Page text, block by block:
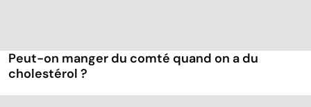
Peut-on manger du comté quand on a du
cholestérol ?